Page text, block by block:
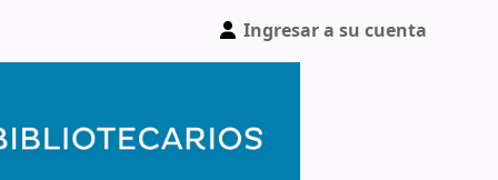
Ingresar a su cuenta